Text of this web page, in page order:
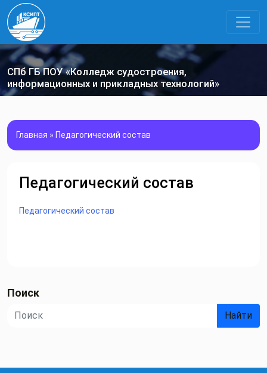
СПб ГБ ПОУ «Колледж судостроения,
информационных и прикладных технологий»
Главная » Педагогический состав
Педагогический состав
Педагогический состав
Поиск
Найти